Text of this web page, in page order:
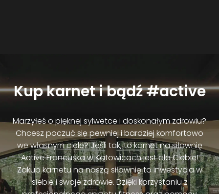
Kup karnet i bądź #active
Marzyłeś o pięknej sylwetce i doskonałym zdrowiu?
Chcesz poczuć się pewniej i bardziej komfortowo
we własnym ciele? Jeśli tak, to karnet na siłownię
Active Francuska w Katowicach jest dla Ciebie!
Zakup karnetu na naszą siłownię to inwestycja w
siebie i swoje zdrowie. Dzięki korzystaniu z